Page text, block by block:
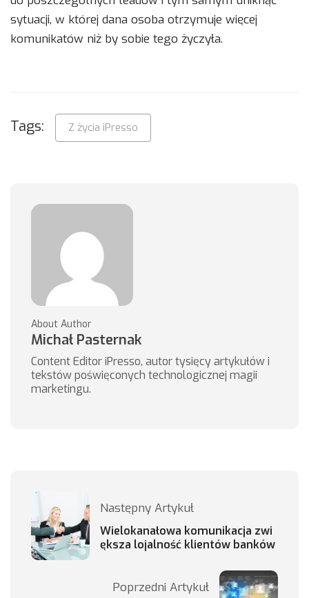
sytuacji, w której dana osoba otrzymuje więcej
komunikatów niż by sobie tego życzyła.
Tags: Z życia iPresso
About Author
Michał Pasternak
Content Editor iPresso, autor tysięcy artykułów i
tekstów poświęconych technologicznej magii
marketingu.
Następny Artykuł
Wielokanałowa komunikacja zwi
ększa lojalność klientów banków
Poprzedni Artykuł